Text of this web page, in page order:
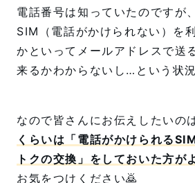
電話番号は知っていたのですが
SIM（電話がかけられない）を
かといってメールアドレスで送
来るかわからないし…という状
なので皆さんにお伝えしたいの
くらいは「電話がかけられる
トクの交換」をしておいた方が
お気をつけください🙇